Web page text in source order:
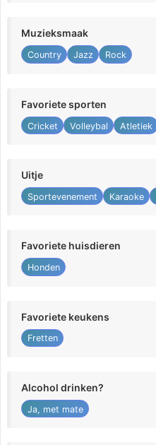
Muzieksmaak
Country Jazz Rock
Favoriete sporten
Cricket Volleybal Atletiek
Uitje
Sportevenement Karaoke
Favoriete huisdieren
Honden
Favoriete keukens
Fretten
Alcohol drinken?
Ja, met mate